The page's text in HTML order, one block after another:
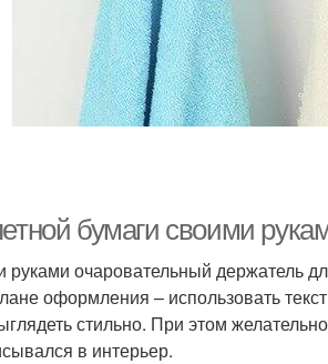
бумаги своими
руками очаровательный держатель
оформления – использовать
стильно. При этом
в интерьер.